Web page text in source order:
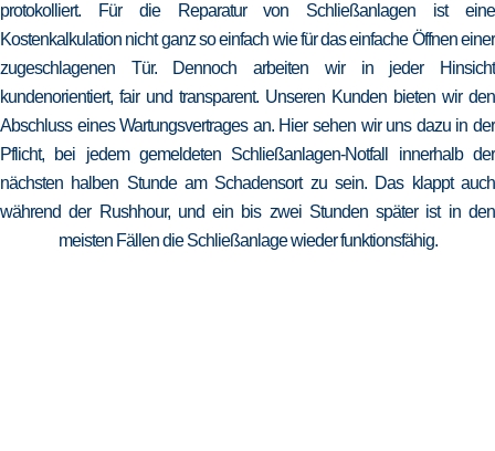
protokolliert. Für die Reparatur von Schließanlagen ist eine
Kostenkalkulation nicht ganz so einfach wie für das einfache Öffnen einer
zugeschlagenen Tür. Dennoch arbeiten wir in jeder Hinsicht
kundenorientiert, fair und transparent. Unseren Kunden bieten wir den
Abschluss eines Wartungsvertrages an. Hier sehen wir uns dazu in der
Pflicht, bei jedem gemeldeten Schließanlagen-Notfall innerhalb der
nächsten halben Stunde am Schadensort zu sein. Das klappt auch
während der Rushhour, und ein bis zwei Stunden später ist in den
meisten Fällen die Schließanlage wieder funktionsfähig.